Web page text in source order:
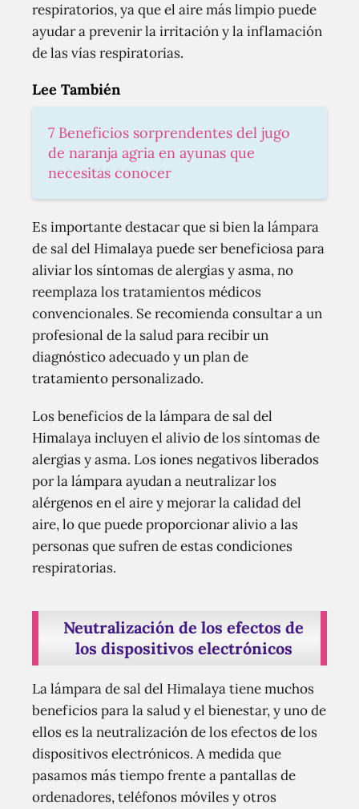
respiratorios, ya que el aire más limpio puede
ayudar a prevenir la irritación y la inflamación
de las vías respiratorias.
Lee También
7 Beneficios sorprendentes del jugo
de naranja agria en ayunas que
necesitas conocer
Es importante destacar que si bien la lámpara
de sal del Himalaya puede ser beneficiosa para
aliviar los síntomas de alergias y asma, no
reemplaza los tratamientos médicos
convencionales. Se recomienda consultar a un
profesional de la salud para recibir un
diagnóstico adecuado y un plan de
tratamiento personalizado.
Los beneficios de la lámpara de sal del
Himalaya incluyen el alivio de los síntomas de
alergias y asma. Los iones negativos liberados
por la lámpara ayudan a neutralizar los
alérgenos en el aire y mejorar la calidad del
aire, lo que puede proporcionar alivio a las
personas que sufren de estas condiciones
respiratorias.
Neutralización de los efectos de
los dispositivos electrónicos
La lámpara de sal del Himalaya tiene muchos
beneficios para la salud y el bienestar, y uno de
ellos es la neutralización de los efectos de los
dispositivos electrónicos. A medida que
pasamos más tiempo frente a pantallas de
ordenadores, teléfonos móviles y otros